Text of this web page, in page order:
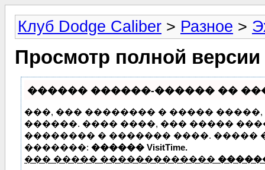
Клуб Dodge Caliber > Разное >
Просмотр полной
������ ������-������ ��
���, ��� �������� � �����
������. ���� ����, ��� �����
�������� � ������� ����.
�������: ������ VisitTime.
��� ����� �������������